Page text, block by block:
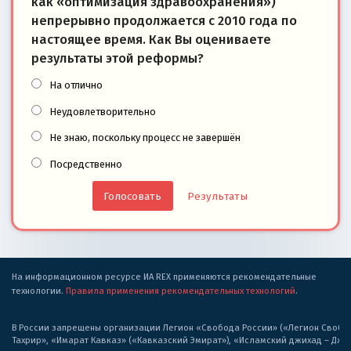
непрерывно продолжается с 2010 года по
настоящее время. Как Вы оцениваете
результаты этой реформы?
На отлично
Неудовлетворительно
Не знаю, поскольку процесс не завершён
Посредственно
Результаты
На информационном ресурсе ИА REX применяются рекомендательные
технологии. Правила применения рекомендательных технологий.
В России запрещены организации Легион «Свобода России» («Легион
Тахрир», «Имарат Кавказ» («Кавказский Эмират»), «Исламский джихад –